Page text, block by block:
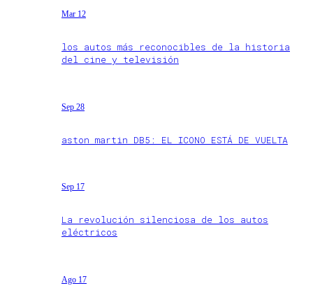
Mar 12
los autos más reconocibles de la historia
del cine y televisión
Sep 28
aston martin DB5: EL ICONO ESTÁ DE VUELTA
Sep 17
La revolución silenciosa de los autos
eléctricos
Ago 17